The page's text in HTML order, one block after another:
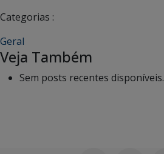
Categorias :
Geral
Veja Também
Sem posts recentes disponíveis.